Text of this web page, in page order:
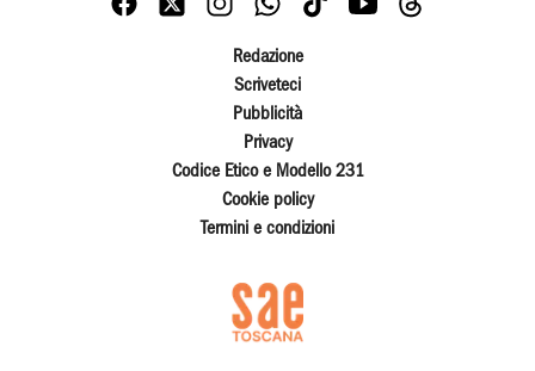
Redazione
Scriveteci
Pubblicità
Privacy
Codice Etico e Modello 231
Cookie policy
Termini e condizioni